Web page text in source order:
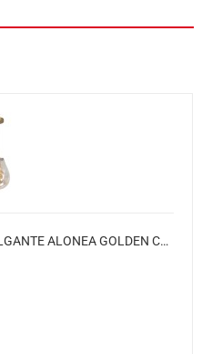
[OP-7296-23GD] LÁMPARA COLGANTE ALONEA GOLDEN COOPER